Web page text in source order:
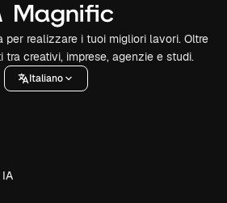
per realizzare i tuoi migliori lavori. Oltre
tra creativi, imprese, agenzie e studi.
Italiano